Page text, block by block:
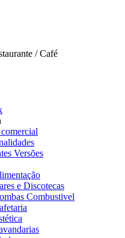
/ Café
Versões
e Discotecas
Combustivel